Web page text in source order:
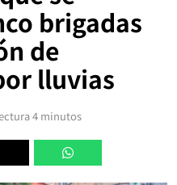
brigadas
de
lluvias
4 minutos